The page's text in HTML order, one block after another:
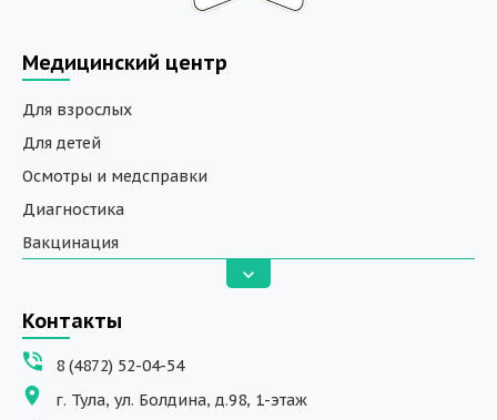
Медицинский центр
Для взрослых
Для детей
Осмотры и медсправки
Диагностика
Вакцинация
Вызов на дом
ДНК исследования
Программы обучения
Физиотерапия
Контакты
8 (4872) 52-04-54
г. Тула, ул. Болдина, д.98, 1-этаж